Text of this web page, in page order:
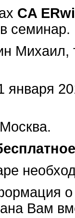
CA
семинар.
Михаил,
января
Москва.
Вам